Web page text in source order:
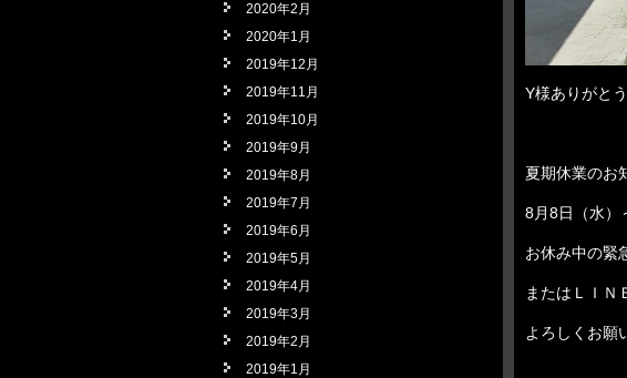
Y様ありがと
夏期休業のお
8月8日（水）
お休み中の緊
またはＬＩＮ
よろしくお願
2020年2月
2020年1月
2019年12月
2019年11月
2019年10月
2019年9月
2019年8月
2019年7月
2019年6月
2019年5月
2019年4月
2019年3月
2019年2月
2019年1月